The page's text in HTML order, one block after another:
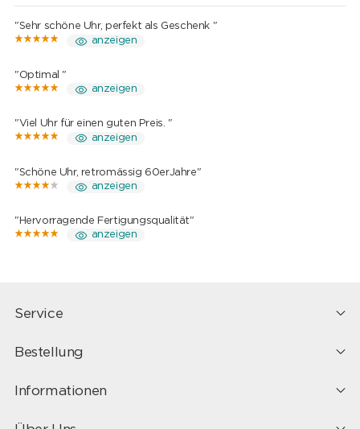
"Sehr schöne Uhr, perfekt als Geschenk "
anzeigen
"Optimal "
anzeigen
"Viel Uhr für einen guten Preis. "
anzeigen
"Schöne Uhr, retromässig 60erJahre"
anzeigen
"Hervorragende Fertigungsqualität"
anzeigen
Service
Bestellung
Informationen